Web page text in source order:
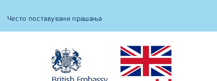
Често поставувани прашања